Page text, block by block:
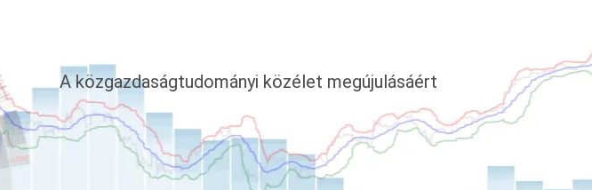
A közgazdaságtudományi közélet megújulásáért